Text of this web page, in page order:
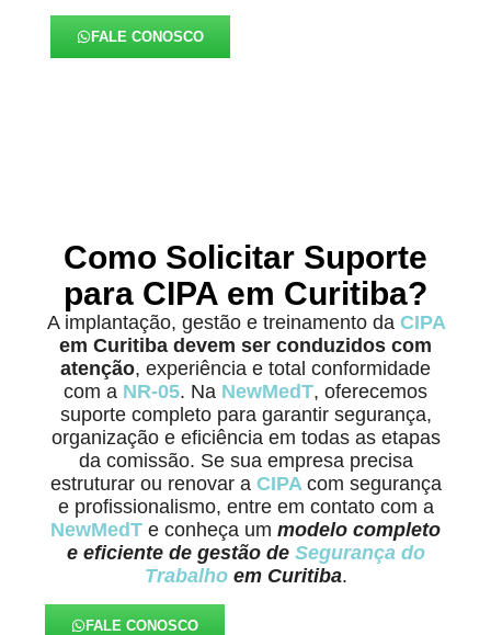
FALE CONOSCO
Como Solicitar Suporte
para CIPA em Curitiba?
A implantação, gestão e treinamento da CIPA
em Curitiba devem ser conduzidos com
atenção, experiência e total conformidade
com a NR-05. Na NewMedT, oferecemos
suporte completo para garantir segurança,
organização e eficiência em todas as etapas
da comissão. Se sua empresa precisa
estruturar ou renovar a CIPA com segurança
e profissionalismo, entre em contato com a
NewMedT e conheça um modelo completo
e eficiente de gestão de Segurança do
Trabalho em Curitiba.
FALE CONOSCO